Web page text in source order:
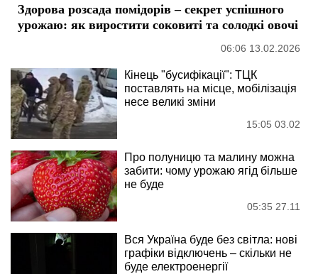
Здорова розсада помідорів – секрет успішного
урожаю: як виростити соковиті та солодкі овочі
06:06 13.02.2026
Кінець "бусифікації": ТЦК
поставлять на місце, мобілізація
несе великі зміни
15:05 03.02
Про полуницю та малину можна
забити: чому урожаю ягід більше
не буде
05:35 27.11
Вся Україна буде без світла: нові
графіки відключень – скільки не
буде електроенергії